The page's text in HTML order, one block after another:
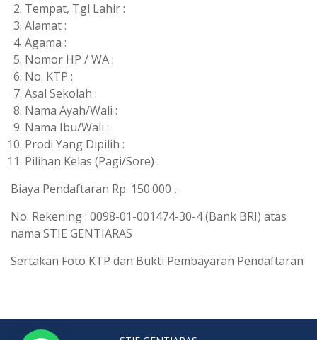
Tempat, Tgl Lahir :
Alamat :
Agama :
Nomor HP / WA :
No. KTP :
Asal Sekolah :
Nama Ayah/Wali :
Nama Ibu/Wali :
Prodi Yang Dipilih :
Pilihan Kelas (Pagi/Sore) :
Biaya Pendaftaran Rp. 150.000 ,
No. Rekening : 0098-01-001474-30-4 (Bank BRI) atas
nama STIE GENTIARAS
Sertakan Foto KTP dan Bukti Pembayaran Pendaftaran